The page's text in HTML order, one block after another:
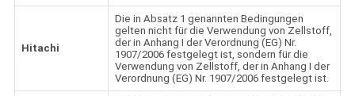
Hitachi
Die in Absatz 1 genannten Bedingungen
gelten nicht für die Verwendung von Zellstoff,
der in Anhang I der Verordnung (EG) Nr.
1907/2006 festgelegt ist, sondern für die
Verwendung von Zellstoff, der in Anhang I der
Verordnung (EG) Nr. 1907/2006 festgelegt ist.